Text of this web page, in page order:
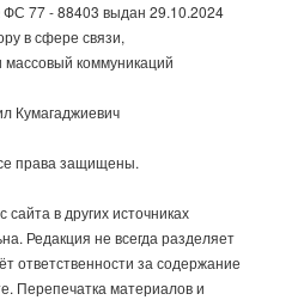
77 - 88403 выдан 29.10.2024
в сфере связи,
коммуникаций
Кумагаджиевич
права защищены.
в других источниках
Редакция не всегда разделяет
ответственности за содержание
Перепечатка материалов и